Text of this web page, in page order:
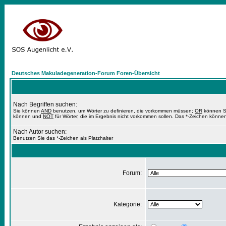
Deutsches Makuladegeneration-Forum Foren-Übersicht
Nach Begriffen suchen:
Sie können AND benutzen, um Wörter zu definieren, die vorkommen müssen; OR können
können und NOT für Wörter, die im Ergebnis nicht vorkommen sollen. Das *-Zeichen
Nach Autor suchen:
Benutzen Sie das *-Zeichen als Platzhalter
Forum:
Kategorie: